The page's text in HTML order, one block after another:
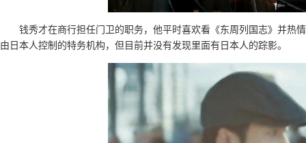
钱秀才在商行担任门卫的职务，他平时喜欢看《东周列国志》并热
由日本人控制的特务机构，但目前并没有发现里面有日本人的踪影。